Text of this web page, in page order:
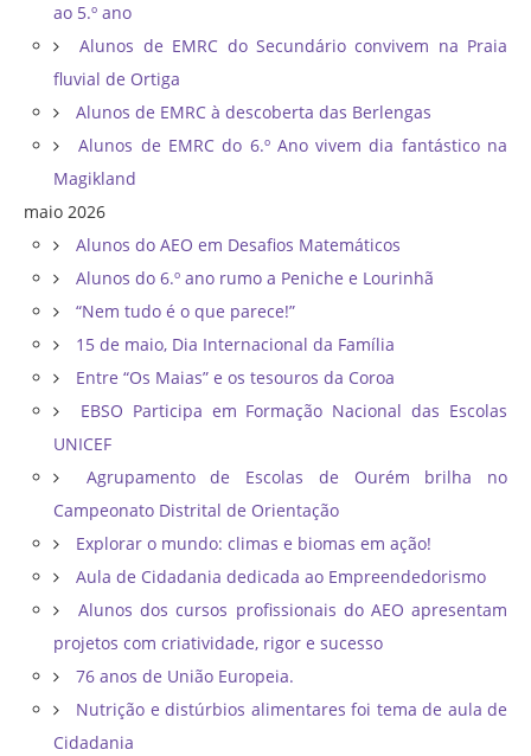
ao 5.º ano
Alunos de EMRC do Secundário convivem na Praia
fluvial de Ortiga
Alunos de EMRC à descoberta das Berlengas
Alunos de EMRC do 6.º Ano vivem dia fantástico na
Magikland
maio 2026
Alunos do AEO em Desafios Matemáticos
Alunos do 6.º ano rumo a Peniche e Lourinhã
“Nem tudo é o que parece!”
15 de maio, Dia Internacional da Família
Entre “Os Maias” e os tesouros da Coroa
EBSO Participa em Formação Nacional das Escolas
UNICEF
Agrupamento de Escolas de Ourém brilha no
Campeonato Distrital de Orientação ​
Explorar o mundo: climas e biomas em ação!
Aula de Cidadania dedicada ao Empreendedorismo
Alunos dos cursos profissionais do AEO apresentam
projetos com criatividade, rigor e sucesso
76 anos de União Europeia.
Nutrição e distúrbios alimentares foi tema de aula de
Cidadania